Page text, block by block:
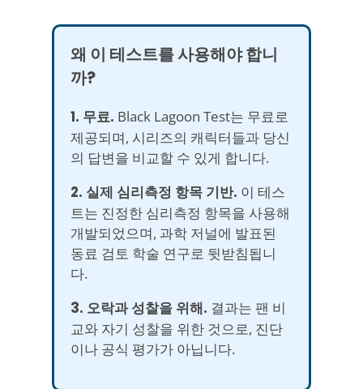
왜 이 테스트를 사용해야 합니
까?
1. 무료. Black Lagoon Test는 무료로
제공되며, 시리즈의 캐릭터들과 당신
의 답변을 비교할 수 있게 합니다.
2. 실제 심리측정 항목 기반. 이 테스
트는 진정한 심리측정 항목을 사용해
개발되었으며, 과학 저널에 발표된
동료 검토 학술 연구로 뒷받침됩니
다.
3. 오락과 성찰을 위해. 결과는 팬 비
교와 자기 성찰을 위한 것으로, 진단
이나 공식 평가가 아닙니다.